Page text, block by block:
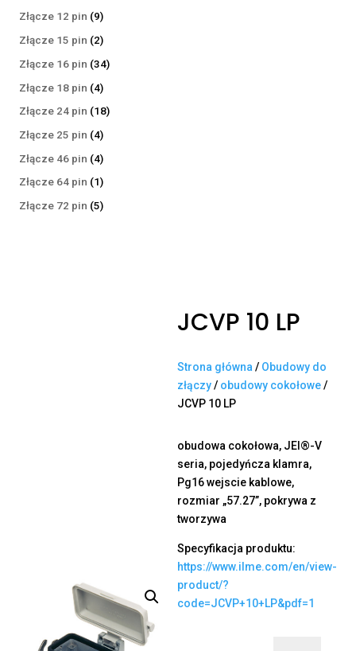
Złącze 12 pin 99
produktów
Złącze 15 pin 22
produkty
Złącze 16 pin 3434
Złącze 18 pin 44
produkty
Złącze 24 pin 1818
Złącze 25 pin 44
produkty
Złącze 46 pin 44
produkty
Złącze 64 pin 11
produkt
Złącze 72 pin 55
JCVP 10 LP
Strona główna / Obudowy do
złączy/ obudowy cokołowe/
JCVP 10 LP
obudowa cokołowa, JEI®-V
seria, pojedyńcza klamra,
Pg16 wejscie kablowe,
rozmiar „57.27”, pokrywa z
tworzywa
Specyfikacja produktu:
https://www.ilme.com/en/view-
product/?
code=JCVP+10+LP&pdf=1